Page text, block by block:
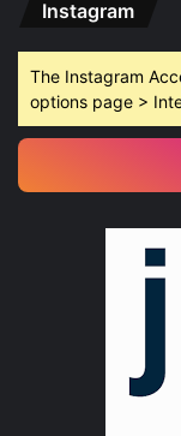
Instagram
The Instagram
options page >